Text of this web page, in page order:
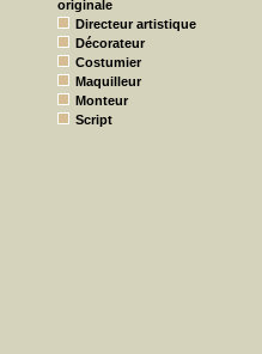
originale
Directeur artistique
Décorateur
Costumier
Maquilleur
Monteur
Script